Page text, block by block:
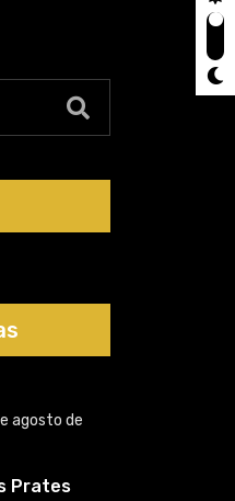
agosto de
Prates